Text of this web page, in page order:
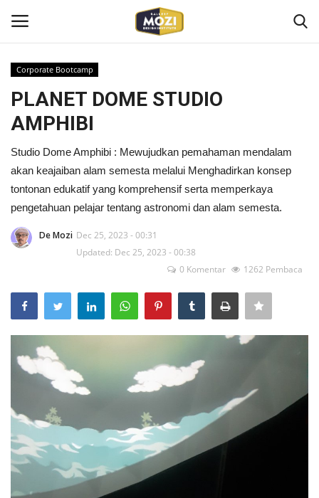
Home
Mozi Design Institute
Mozi For Corporate
Bootcamp
Kontak
Corporate Bootcamp
PLANET DOME STUDIO
AMPHIBI
Studio Dome Amphibi : Mewujudkan pemahaman mendalam
akan keajaiban alam semesta melalui Menghadirkan konsep
tontonan edukatif yang komprehensif serta memperkaya
pengetahuan pelajar tentang astronomi dan alam semesta.
De Mozi Dec 25, 2023 - 00:31
Updated: Dec 25, 2023 - 00:38
0 Komentar
1262 Pembaca